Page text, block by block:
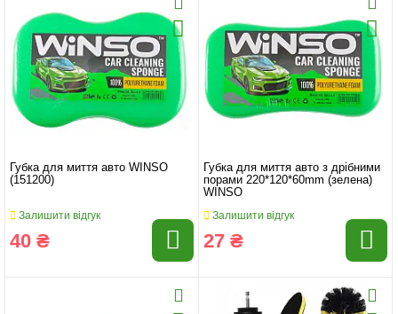
Губка для миття авто WINSO
(151200)
Залишити відгук
40 ₴
Губка для миття авто з дрібними
порами 220*120*60mm (зелена)
WINSO
Залишити відгук
27 ₴